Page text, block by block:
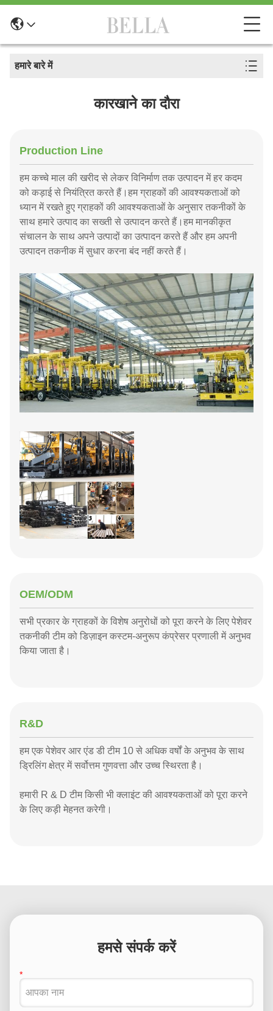
हमारे बारे में
कारखाने का दौरा
Production Line
हम कच्चे माल की खरीद से लेकर विनिर्माण तक उत्पादन में हर कदम
को कड़ाई से नियंत्रित करते हैं।हम ग्राहकों की आवश्यकताओं को
ध्यान में रखते हुए ग्राहकों की आवश्यकताओं के अनुसार तकनीकों के
साथ हमारे उत्पाद का सख्ती से उत्पादन करते हैं।हम मानकीकृत
संचालन के साथ अपने उत्पादों का उत्पादन करते हैं और हम अपनी
उत्पादन तकनीक में सुधार करना बंद नहीं करते हैं।
OEM/ODM
सभी प्रकार के ग्राहकों के विशेष अनुरोधों को पूरा करने के लिए पेशेवर
तकनीकी टीम को डिज़ाइन कस्टम-अनुरूप कंप्रेसर प्रणाली में अनुभव
किया जाता है।
R&D
हम एक पेशेवर आर एंड डी टीम 10 से अधिक वर्षों के अनुभव के साथ
ड्रिलिंग क्षेत्र में सर्वोत्तम गुणवत्ता और उच्च स्थिरता है।
हमारी R & D टीम किसी भी क्लाइंट की आवश्यकताओं को पूरा करने
के लिए कड़ी मेहनत करेगी।
हमसे संपर्क करें